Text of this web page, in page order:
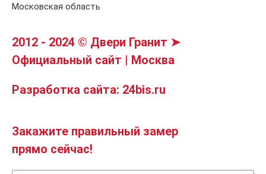
Московская область
2012 - 2024 © Двери Гранит ➤
Официальный сайт | Москва
Разработка сайта: 24bis.ru
Закажите правильный замер
прямо сейчас!